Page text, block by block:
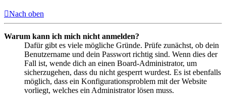
Nach oben
Warum kann ich mich nicht anmelden?
Dafür gibt es viele mögliche Gründe. Prüfe zunächst, ob dein
Benutzername und dein Passwort richtig sind. Wenn dies der
Fall ist, wende dich an einen Board-Administrator, um
sicherzugehen, dass du nicht gesperrt wurdest. Es ist ebenfalls
möglich, dass ein Konfigurationsproblem mit der Website
vorliegt, welches ein Administrator lösen muss.